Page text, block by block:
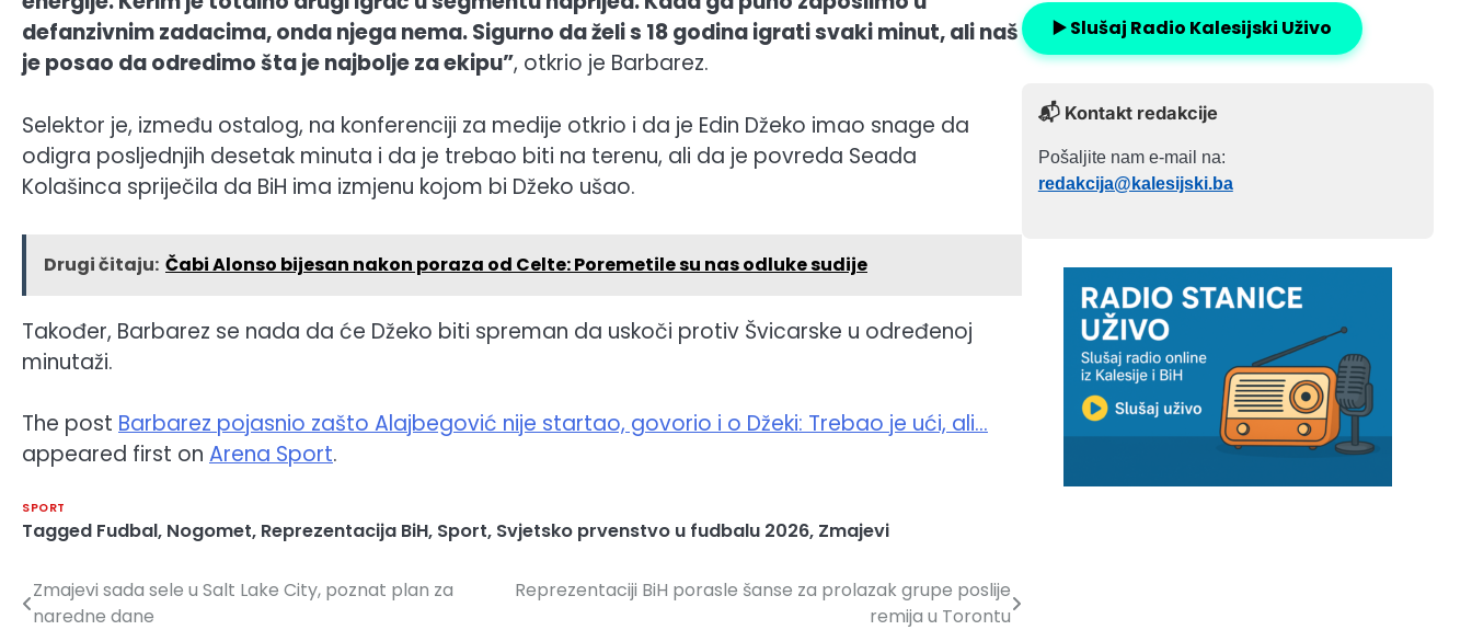
defanzivnim zadacima, onda njega nema. Sigurno da želi s 18 godina igrati svaki minut, ali naš
je posao da odredimo šta je najbolje za ekipu”, otkrio je Barbarez.
Selektor je, između ostalog, na konferenciji za medije otkrio i da je Edin Džeko imao snage da
odigra posljednjih desetak minuta i da je trebao biti na terenu, ali da je povreda Seada
Kolašinca spriječila da BiH ima izmjenu kojom bi Džeko ušao.
Drugi čitaju: Čabi Alonso bijesan nakon poraza od Celte: Poremetile su nas odluke sudije
Također, Barbarez se nada da će Džeko biti spreman da uskoči protiv Švicarske u određenoj
minutaži.
The post Barbarez pojasnio zašto Alajbegović nije startao, govorio i o Džeki: Trebao je ući, ali…
appeared first on Arena Sport.
SPORT
Tagged Fudbal, Nogomet, Reprezentacija BiH, Sport, Svjetsko prvenstvo u fudbalu 2026, Zmajevi
Navigacija
Zmajevi sada sele u Salt Lake City, poznat plan za
naredne dane
Reprezentaciji BiH porasle šanse za prolazak grupe poslije
remija u Torontu
▶️ Slušaj Radio Kalesijski Uživo
📬 Kontakt redakcije
Pošaljite nam e-mail na:
redakcija@kalesijski.ba